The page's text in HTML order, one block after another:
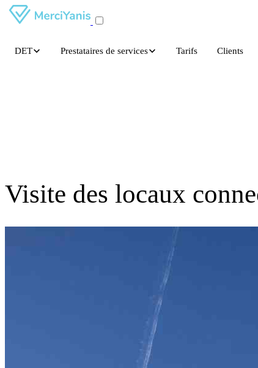
DET Prestataires de services Tarifs Clients
Visite des locaux